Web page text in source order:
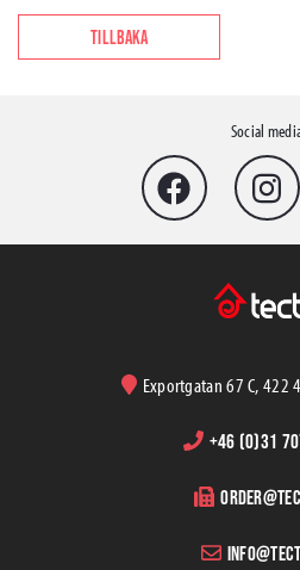
TILLBAKA
Social
Exportgatan 67 C, 422
+46 (0)31